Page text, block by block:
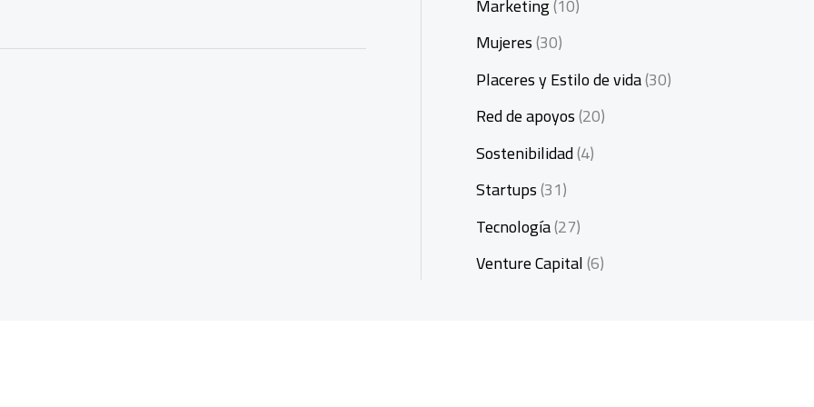
Mujeres(30)
Placeres y Estilo de vida(30)
Red de apoyos(20)
Sostenibilidad(4)
Startups(31)
Tecnología(27)
Venture Capital(6)